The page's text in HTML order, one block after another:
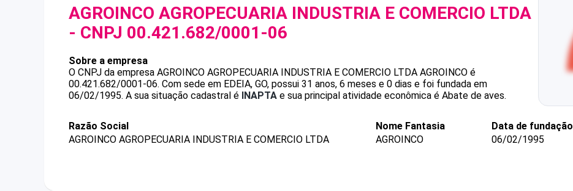
AGROINCO AGROPECUARIA INDUSTRIA E COMERCIO LTDA
- CNPJ 00.421.682/0001-06
Sobre a empresa
O CNPJ da empresa AGROINCO AGROPECUARIA INDUSTRIA E COMERCIO LTDA AGROINCO é
00.421.682/0001-06. Com sede em EDEIA, GO, possui 31 anos, 6 meses e 0 dias e foi fundada em
06/02/1995. A sua situação cadastral é INAPTA e sua principal atividade econômica é Abate de aves.
Razão Social
AGROINCO AGROPECUARIA INDUSTRIA E COMERCIO LTDA
Nome Fantasia
AGROINCO
Data de fundação
06/02/1995